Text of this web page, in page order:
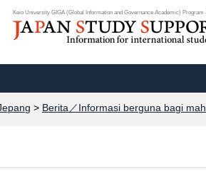
Keio University GIGA (Global Information and Governance Academic) Program
> Berita／Informasi berguna bagi